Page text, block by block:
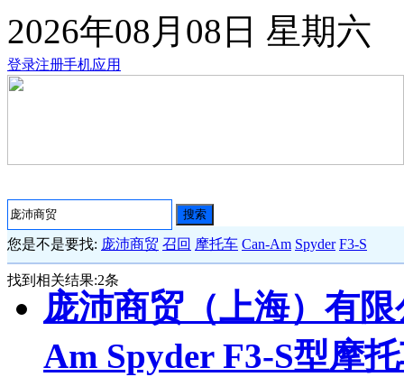
2026年08月08日 星期六
登录注册手机应用
搜索
您是不是要找: 庞沛商贸 召回 摩托车 Can-Am Spyder F3-S
找到相关结果:2条
庞沛商贸（上海）有
Am Spyder F3-S型摩